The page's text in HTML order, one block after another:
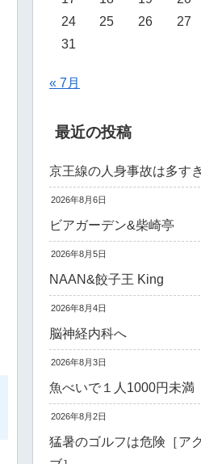
24
25 26 27
31
« 7月
最近の投稿
京王線の人身事故は多す
2026年8月6日
ビアガーデン&柴崎亭
2026年8月5日
NAAN&餃子王 King
2026年8月4日
脳神経内科へ
2026年8月3日
魚べいで１人1000円未満
2026年8月2日
猛暑のゴルフは危険［ア